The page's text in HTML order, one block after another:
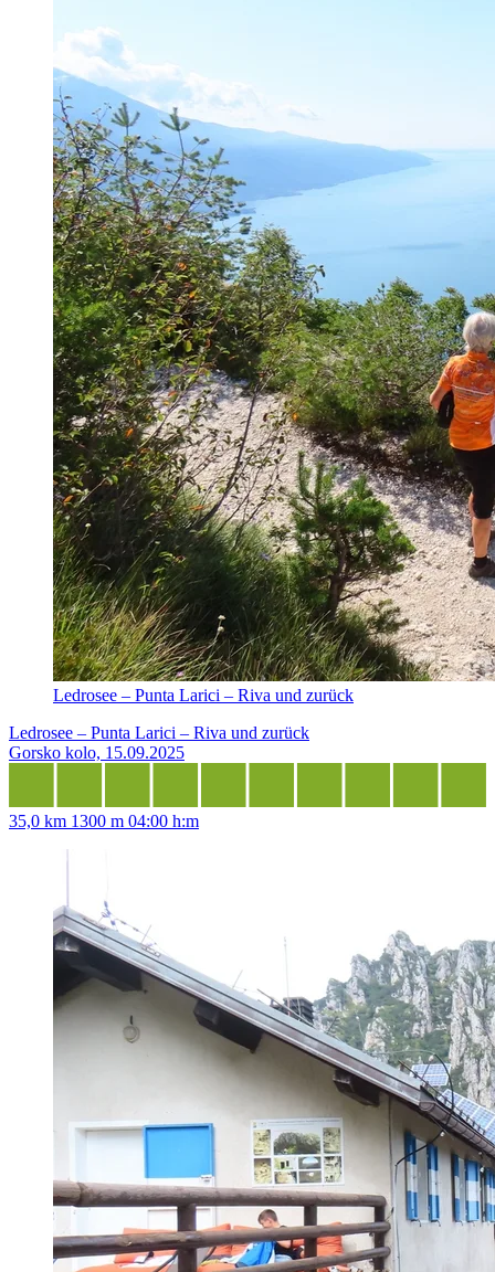
Ledrosee – Punta Larici – Riva und zurück
Ledrosee – Punta Larici – Riva und zurück
Gorsko kolo, 15.09.2025
35,0 km 1300 m 04:00 h:m